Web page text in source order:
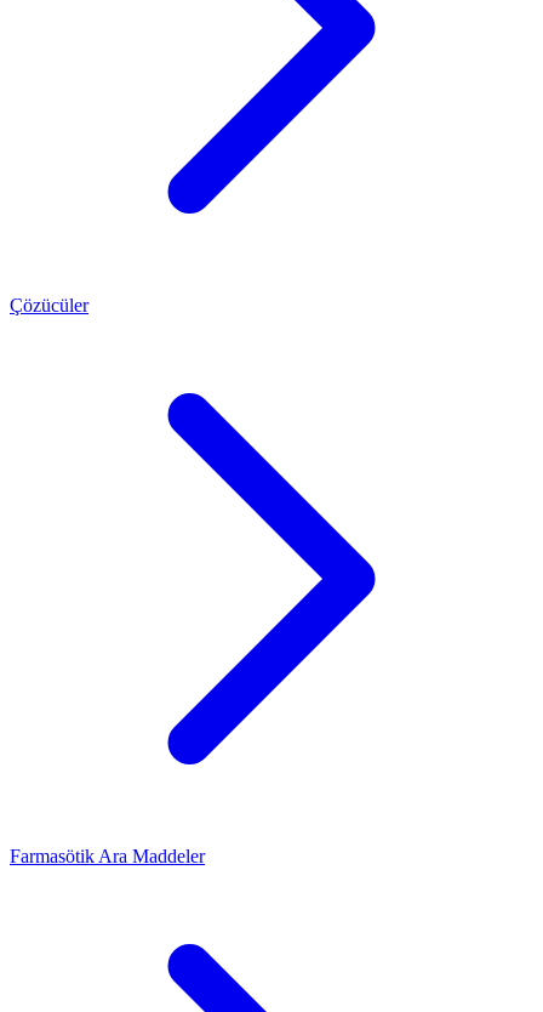
Çözücüler
Farmasötik Ara Maddeler